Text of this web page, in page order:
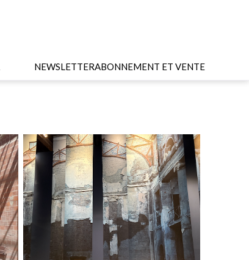
NEWSLETTERABONNEMENT ET VENTE